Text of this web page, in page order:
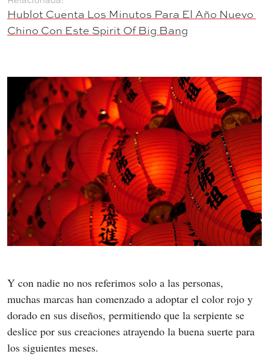
Hublot Cuenta Los Minutos Para El Año Nuevo
Chino Con Este Spirit Of Big Bang
Y con nadie no nos referimos solo a las personas,
muchas marcas han comenzado a adoptar el color rojo y
dorado en sus diseños, permitiendo que la serpiente se
deslice por sus creaciones atrayendo la buena suerte para
los siguientes meses.